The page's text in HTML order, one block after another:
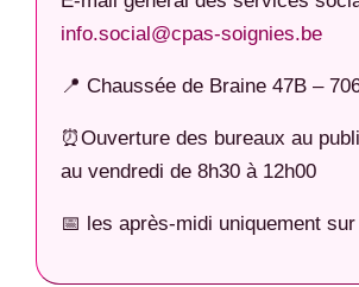
info.social@cpas-soignies.be
📍 Chaussée de Braine 47B –
⏰Ouverture des bureaux au
au vendredi de 8h30 à 12h00
📅 les après-midi uniquement